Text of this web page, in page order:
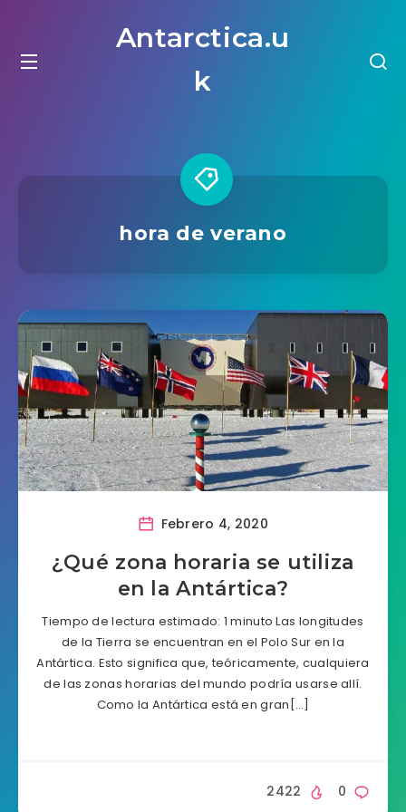
Antarctica.u
k
hora de verano
Febrero 4, 2020
¿Qué zona horaria se utiliza
en la Antártica?
Tiempo de lectura estimado: 1 minuto Las longitudes
de la Tierra se encuentran en el Polo Sur en la
Antártica. Esto significa que, teóricamente, cualquiera
de las zonas horarias del mundo podría usarse allí.
Como la Antártica está en gran[…]
0
2422